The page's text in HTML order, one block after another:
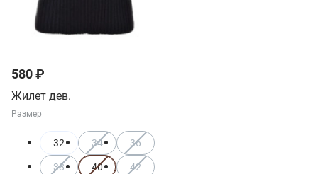
580 ₽
Жилет дев.
Размер
32 34 36
38 40 42